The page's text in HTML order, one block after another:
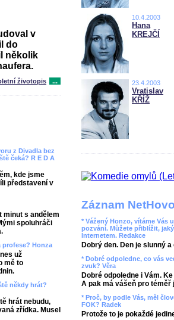
v
do
několik
životopis ...
z Divadla bez
čeká? R E D A
kde jsme
představení v
minut s andělem
spoluhráči
profese? Honza
už
mě to
někdy hrát?
hrát nebudu,
zřídka. Musel
10.4.2003
Hana
KREJČÍ
23.4.2003
Vratislav
KŘÍŽ
Záznam
* Vážený Honzo, vítáme Vás
pozvání. Můžete přiblížit,
Internetem. Redakce
Dobrý den. Den je slunný
* Dobré odpoledne, co vás
zvuk? Věra
Dobré odpoledne i Vám.
A pak má vášeň pro téměř
* Proč, by podle Vás, měl
FOK? Radek
Protože to je pokaždé